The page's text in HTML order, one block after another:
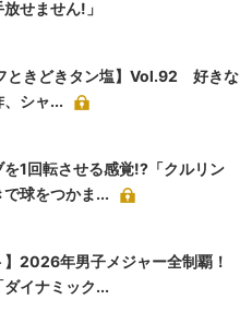
せません!」
ときどきタン塩】Vol.92 好きな
、シャ...
1回転させる感覚!?「クルリン
球をつかま...
】2026年男子メジャー全制覇！
ダイナミック...